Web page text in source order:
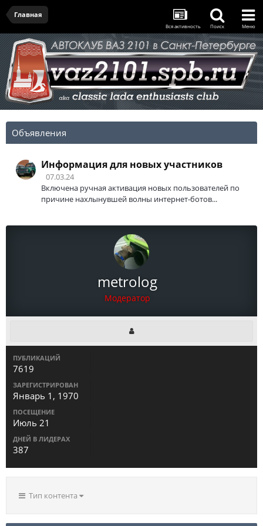
Главная
Вся активность Поиск Меню
Объявления
Информация для новых участников
07.03.24
Включена ручная активация новых пользователей по
причине нахлынувшей волны интернет-ботов...
metrolog
Модератор
ПУБЛИКАЦИЙ
7619
ЗАРЕГИСТРИРОВАН
Январь 1, 1970
ПОСЕЩЕНИЕ
Июль 21
ДНЕЙ В ЛИДЕРАХ
387
Тип контента